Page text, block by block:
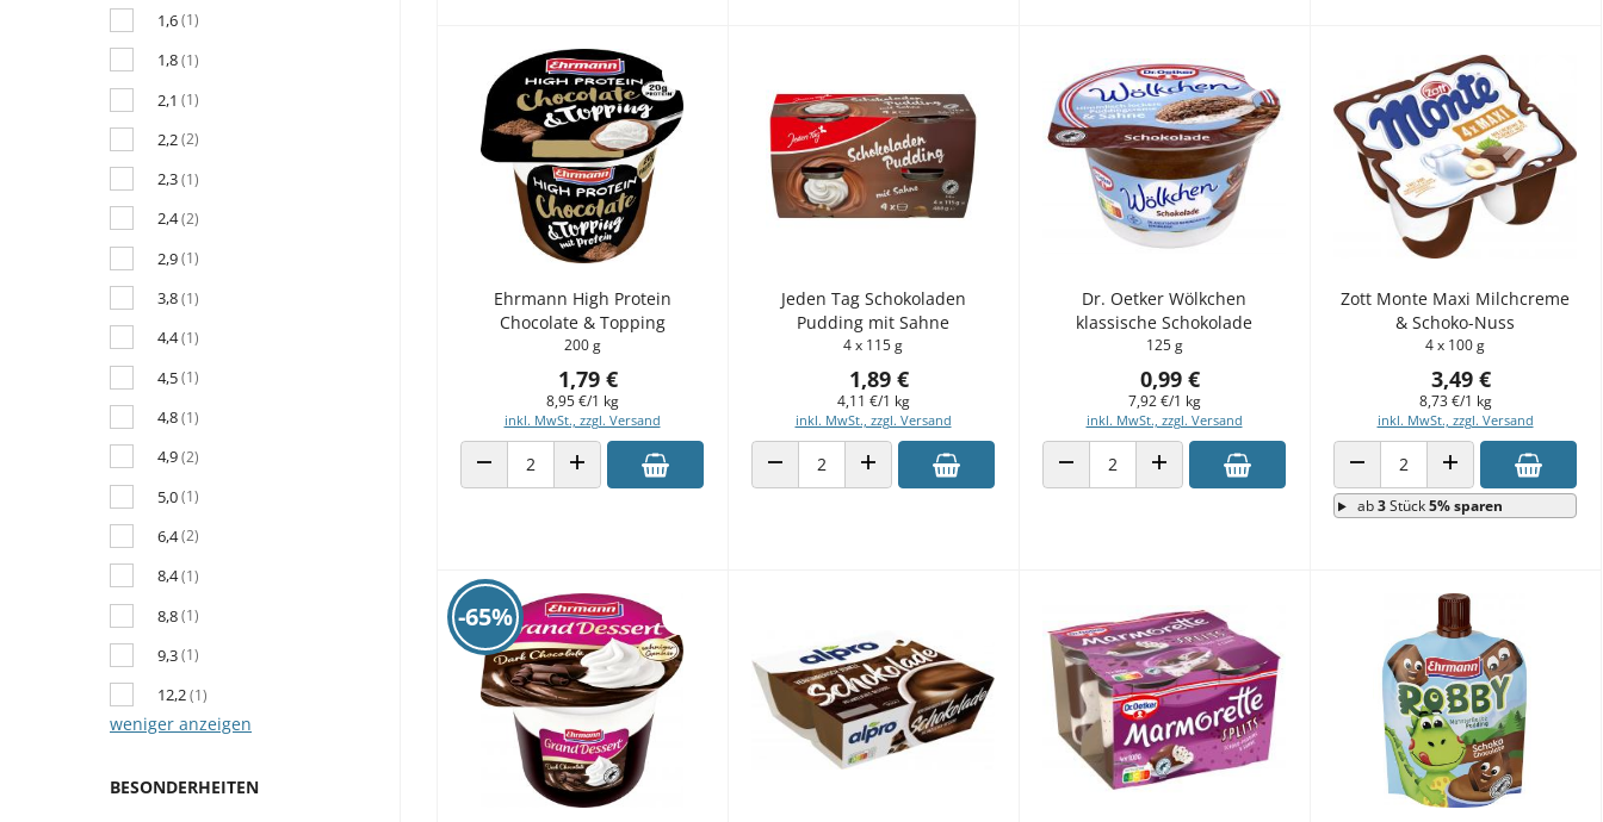
1,6(1)
1,8(1)
2,1 (1)
2,2(2)
2,3(1)
2,4(2)
2,9(1)
3,8(1)
4,4(1)
4,5(1)
4,8(1)
4,9(2)
5,0(1)
6,4(2)
8,4(1)
8,8(1)
9,3(1)
12,2(1)
weniger anzeigen
BESONDERHEITEN
Ehrmann High Protein
Chocolate & Topping
200 g
1,79 €
8,95 €/1 kg
inkl. MwSt., zzgl. Versand
ANZAHL VERRINGERNANZAHL ERHÖHEN
Jeden Tag Schokoladen
Pudding mit Sahne
4 x 115 g
1,89 €
4,11 €/1 kg
inkl. MwSt., zzgl. Versand
ANZAHL VERRINGERNANZAHL ERHÖHEN
Dr. Oetker Wölkchen
klassische Schokolade
125 g
0,99 €
7,92 €/1 kg
inkl. MwSt., zzgl. Versand
ANZAHL VERRINGERNANZAHL ERHÖHEN
Zott Monte Maxi Milchcreme
& Schoko-Nuss
4 x 100 g
3,49 €
8,73 €/1 kg
inkl. MwSt., zzgl. Versand
ANZAHL VERRINGERNANZAHL ERHÖHEN
ab3Stück5% sparen
-65%